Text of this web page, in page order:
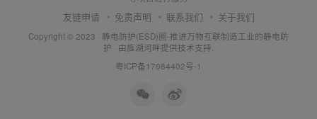
友链申请 免责声明 联系我们 关于我们
Copyright © 2023 · 静电防护(ESD)圈-推进万物互联制造工业的静电防
护 · 由旌湖河畔提供技术支持.
粤ICP备17084402号-1